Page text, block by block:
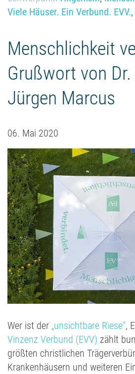
Viele Häuser. Ein Verbund. EVV.,
Menschlichkeit
Grußwort von
Jürgen Marcus
06. Mai 2020
Wer ist der „unsichtbare Riese“,
Vinzenz Verbund (EVV) zählt
größten christlichen
Krankenhäusern und weiteren